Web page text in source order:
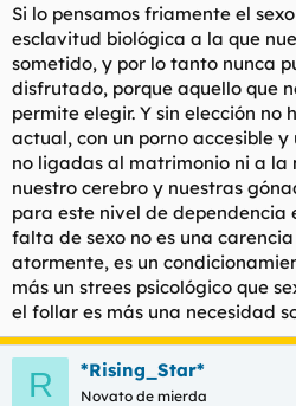
Si lo pensamos friamente el
esclavitud biológica a la que
sometido, y por lo tanto nunca
disfrutado, porque aquello que
permite elegir. Y sin elección no
actual, con un porno accesible y
no ligadas al matrimonio ni a la
nuestro cerebro y nuestras
para este nivel de dependencia
falta de sexo no es una
atormente, es un
más un strees psicológico que
el follar es más una necesidad
R *Rising_Star*
Novato de mierda